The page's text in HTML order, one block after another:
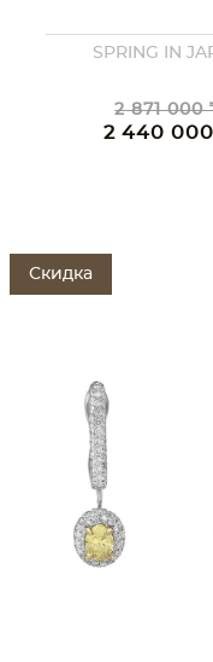
SPRING IN
2 871 000
2 440
Скидка